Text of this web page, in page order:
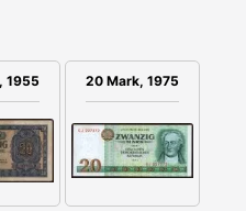
1955 20 Mark, 1975